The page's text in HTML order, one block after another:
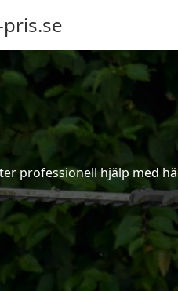
professionell hjälp med